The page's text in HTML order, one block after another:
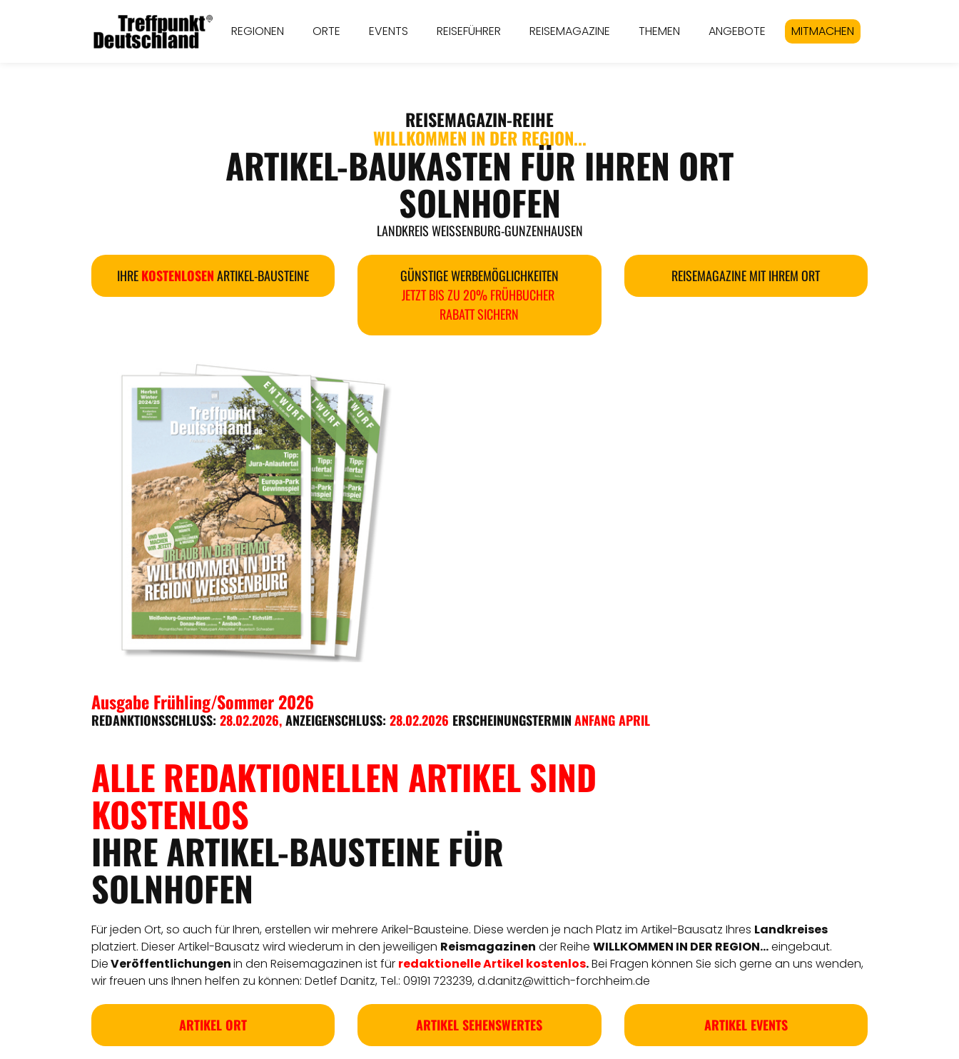
REGIONEN ORTE EVENTS REISEFÜHRER REISEMAGAZINE THEMEN ANGEBOTE MITMACHEN
REISEMAGAZIN-REIHE
WILLKOMMEN IN DER REGION...
ARTIKEL-BAUKASTEN FÜR IHREN ORT
SOLNHOFEN
LANDKREIS WEISSENBURG-GUNZENHAUSEN
IHREKOSTENLOSENARTIKEL-BAUSTEINE
GÜNSTIGE WERBEMÖGLICHKEITEN
JETZT BIS ZU 20% FRÜHBUCHER
RABATT SICHERN
REISEMAGAZINE MIT IHREM ORT
Ausgabe Frühling/Sommer 2026
REDANKTIONSSCHLUSS: 28.02.2026,ANZEIGENSCHLUSS: 28.02.2026 ERSCHEINUNGSTERMINANFANG APRIL
ALLE REDAKTIONELLEN ARTIKEL SIND
KOSTENLOS
IHRE ARTIKEL-BAUSTEINE FÜR
SOLNHOFEN
Für jeden Ort, so auch für Ihren, erstellen wir mehrere Arikel-Bausteine. Diese werden je nach Platz im Artikel-Bausatz Ihres Landkreises
platziert. Dieser Artikel-Bausatz wird wiederum in den jeweiligen Reismagazinen der Reihe WILLKOMMEN IN DER REGION...eingebaut.
DieVeröffentlichungenin den Reisemagazinen ist für redaktionelleArtikel kostenlos.Bei Fragen können Sie sich gerne an uns wenden,
wir freuen uns Ihnen helfen zu können: Detlef Danitz, Tel.: 09191 723239,d.danitz@wittich-forchheim.de
ARTIKEL ORT ARTIKEL SEHENSWERTES ARTIKEL EVENTS